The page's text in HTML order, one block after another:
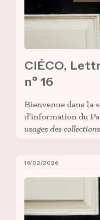
CIÉCO,
n° 16
Bienvenue dans la
d’information du
usages des
CIÉCO, Lettre
16/02/2026